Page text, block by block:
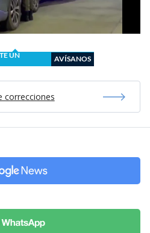
UN
AVÍSANOS
correcciones